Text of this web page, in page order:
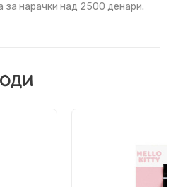
за нарачки над 2500 денари.